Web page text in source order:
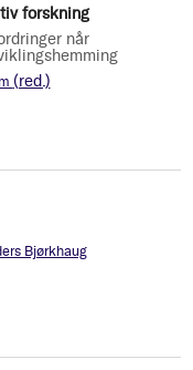
forskning
når
(red.)
Bjørkhaug